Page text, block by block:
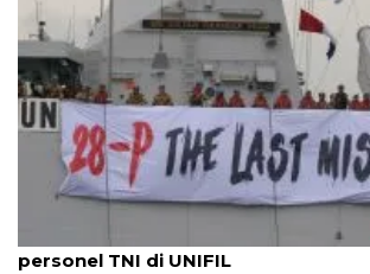
Kedubes Iran sampaikan
personel TNI di UNIFIL